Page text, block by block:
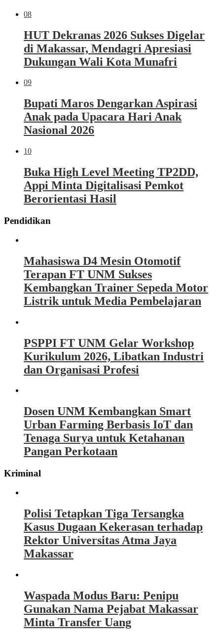
08
HUT Dekranas 2026 Sukses Digelar
di Makassar, Mendagri Apresiasi
Dukungan Wali Kota Munafri
09
Bupati Maros Dengarkan Aspirasi
Anak pada Upacara Hari Anak
Nasional 2026
10
Buka High Level Meeting TP2DD,
Appi Minta Digitalisasi Pemkot
Berorientasi Hasil
Pendidikan
Mahasiswa D4 Mesin Otomotif
Terapan FT UNM Sukses
Kembangkan Trainer Sepeda Motor
Listrik untuk Media Pembelajaran
PSPPI FT UNM Gelar Workshop
Kurikulum 2026, Libatkan Industri
dan Organisasi Profesi
Dosen UNM Kembangkan Smart
Urban Farming Berbasis IoT dan
Tenaga Surya untuk Ketahanan
Pangan Perkotaan
Kriminal
Polisi Tetapkan Tiga Tersangka
Kasus Dugaan Kekerasan terhadap
Rektor Universitas Atma Jaya
Makassar
Waspada Modus Baru: Penipu
Gunakan Nama Pejabat Makassar
Minta Transfer Uang